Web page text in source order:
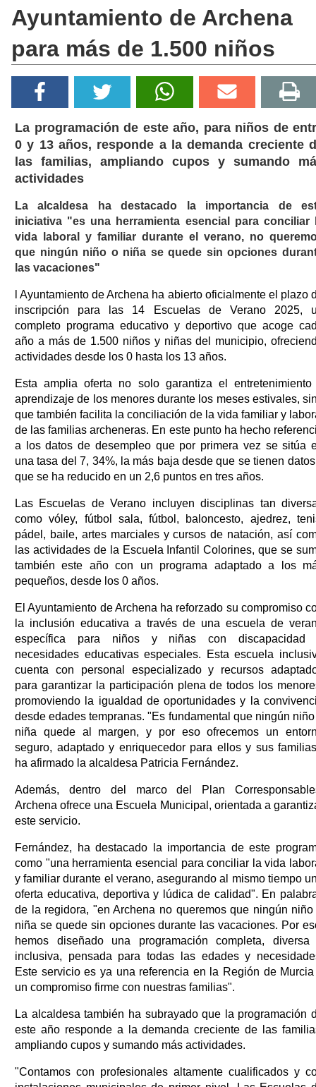
Ayuntamiento de Archena
para más de 1.500 niños
La programación de este año, para niños de
0 y 13 años, responde a la demanda creciente
las familias, ampliando cupos y sumando
actividades
La alcaldesa ha destacado la importancia de
iniciativa "es una herramienta esencial para conciliar
vida laboral y familiar durante el verano, no
que ningún niño o niña se quede sin opciones
las vacaciones"
l Ayuntamiento de Archena ha abierto oficialmente el plazo
inscripción para las 14 Escuelas de Verano 2025,
completo programa educativo y deportivo que acoge
año a más de 1.500 niños y niñas del municipio,
actividades desde los 0 hasta los 13 años.
Esta amplia oferta no solo garantiza el
aprendizaje de los menores durante los meses estivales,
que también facilita la conciliación de la vida familiar y
de las familias archeneras. En este punto ha hecho
a los datos de desempleo que por primera vez se sitúa
una tasa del 7, 34%, la más baja desde que se tienen
que se ha reducido en un 2,6 puntos en tres años.
Las Escuelas de Verano incluyen disciplinas tan
como vóley, fútbol sala, fútbol, baloncesto, ajedrez,
pádel, baile, artes marciales y cursos de natación, así
las actividades de la Escuela Infantil Colorines, que se
también este año con un programa adaptado a los
pequeños, desde los 0 años.
El Ayuntamiento de Archena ha reforzado su compromiso
la inclusión educativa a través de una escuela de
específica para niños y niñas con discapacidad
necesidades educativas especiales. Esta escuela
cuenta con personal especializado y recursos
para garantizar la participación plena de todos los
promoviendo la igualdad de oportunidades y la
desde edades tempranas. "Es fundamental que ningún
niña quede al margen, y por eso ofrecemos un
seguro, adaptado y enriquecedor para ellos y sus
ha afirmado la alcaldesa Patricia Fernández.
Además, dentro del marco del Plan
Archena ofrece una Escuela Municipal, orientada a
este servicio.
Fernández, ha destacado la importancia de este
como "una herramienta esencial para conciliar la vida
y familiar durante el verano, asegurando al mismo tiempo
oferta educativa, deportiva y lúdica de calidad". En
de la regidora, "en Archena no queremos que ningún niño
niña se quede sin opciones durante las vacaciones. Por
hemos diseñado una programación completa, diversa
inclusiva, pensada para todas las edades y
Este servicio es ya una referencia en la Región de
un compromiso firme con nuestras familias".
La alcaldesa también ha subrayado que la programación
este año responde a la demanda creciente de las
ampliando cupos y sumando más actividades.
"Contamos con profesionales altamente cualificados y